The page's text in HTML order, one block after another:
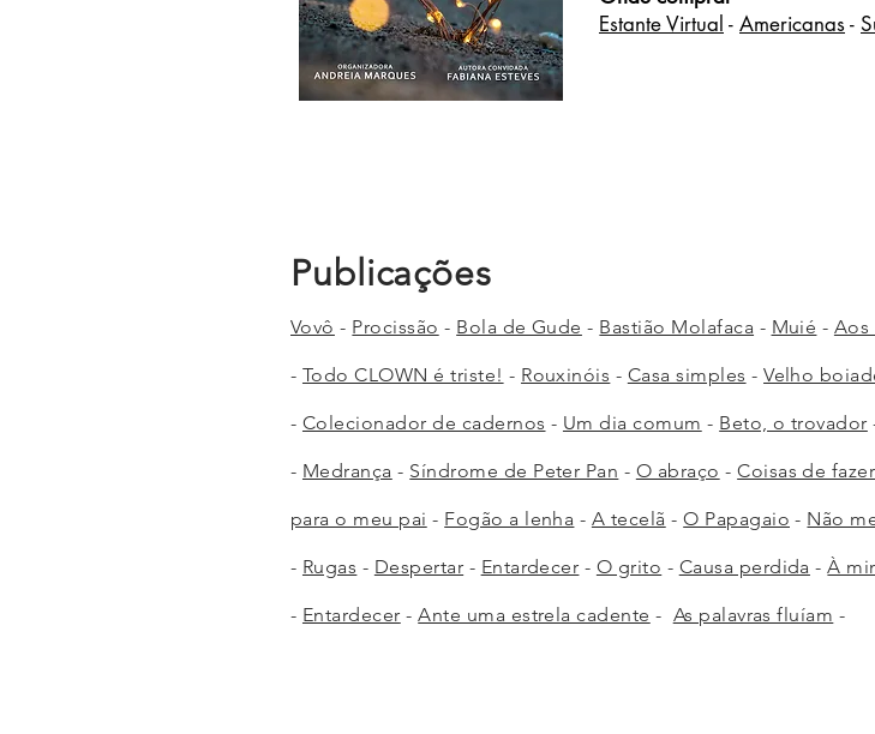
Estante Virtual - Americanas-
Publicações
Vovô - Procissão - Bola de Gude - Bastião Molafaca - Muié - Aos
- Todo CLOWN é triste! - Rouxinóis - Casa simples -Velho
- Colecionador de cadernos - Um dia comum - Beto, o trovador
- Medrança - Síndrome de Peter Pan - O abraço -Coisas de
para o meu pai - Fogão a lenha - A tecelã -O Papagaio - Não
- Rugas - Despertar - Entardecer - O grito - Causa perdida -À
- Entardecer ​ -Ante uma estrela cadente - As palavras fluíam -